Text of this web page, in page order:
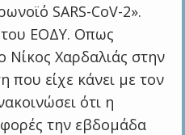
SARS-CoV-2».
του ΕΟΔΥ. Οπως
Νίκος Χαρδαλιάς στην
που είχε κάνει με τον
ότι η
την εβδομάδα